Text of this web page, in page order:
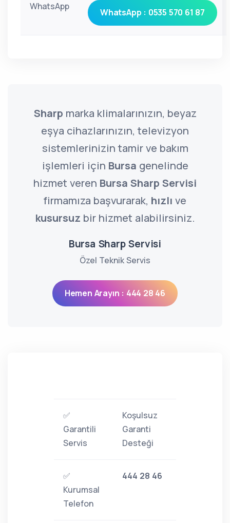
WhatsApp
WhatsApp : 0535 570 61 87
Sharp marka klimalarınızın, beyaz
eşya cihazlarınızın, televizyon
sistemlerinizin tamir ve bakım
işlemleri için Bursa genelinde
hizmet veren Bursa Sharp Servisi
firmamıza başvurarak, hızlı ve
kusursuz bir hizmet alabilirsiniz.
Bursa Sharp Servisi
Özel Teknik Servis
Hemen Arayın : 444 28 46
✅
Garantili
Servis
Koşulsuz
Garanti
Desteği
✅
Kurumsal
Telefon
444 28 46